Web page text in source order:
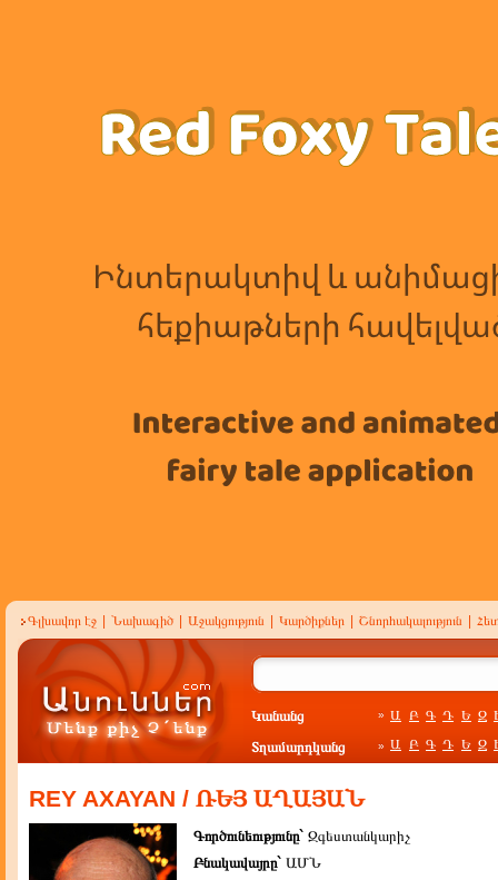
Գլխավոր էջ Նախագիծ Աջակցություն Կարծիքներ Շնորհակալություն
Կանանց » Ա Բ Գ Դ Ե Զ
Տղամարդկանց » Ա Բ Գ Դ Ե Զ
REY AXAYAN / ՌԵՅ ԱՂԱՅԱՆ
Գործունեությունը` Զգեստանկարիչ
Բնակավայրը` ԱՄՆ